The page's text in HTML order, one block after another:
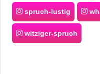
spruch-lustig
witziger-spruch